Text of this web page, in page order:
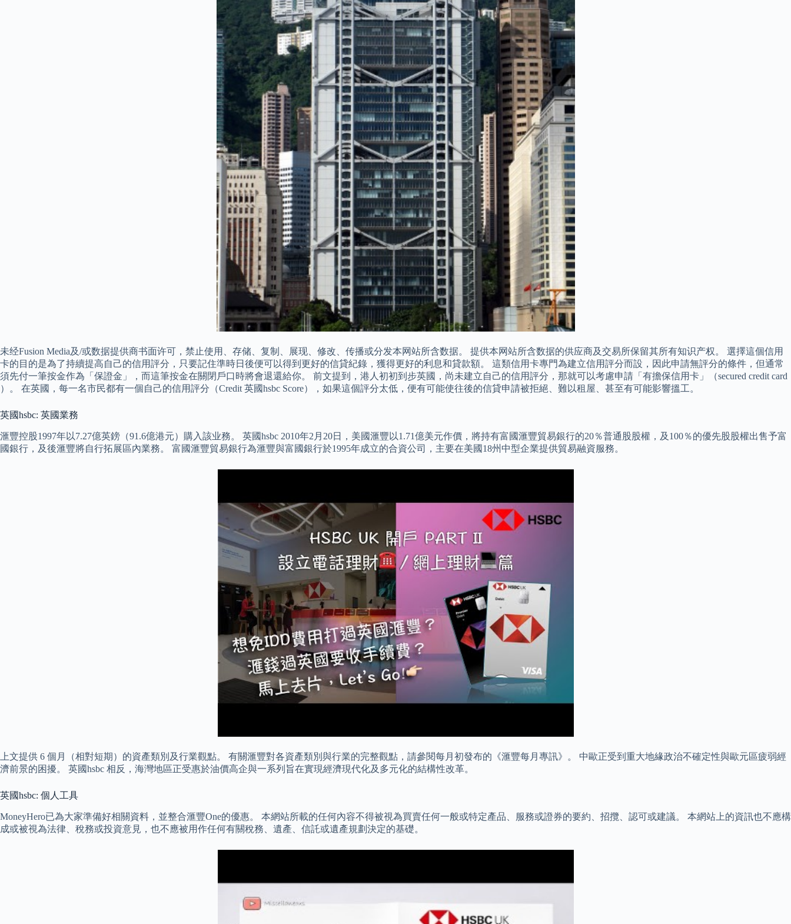
未经Fusion Media及/或数据提供商书面许可，禁止使用、存储、复制、展现、修改、传播或分发本网站所含数据。 提供本网站所含数据的供应商及交易所保留其所有知识产权。 選擇這個信用
卡的目的是為了持續提高自己的​​信用評分，只要記住準時日後便可以得到更好的信貸紀錄，獲得更好的利息和貸款額。 這類信用卡專門為建立信用評分而設，因此申請無評分的條件，但通常
須先付一筆按金作為「保證金」，而這筆按金在關閉戶口時將會退還給你。 前文提到，港人初初到步英國，尚未建立自己的信用評分，那就可以考慮申請「有擔保信用卡」（secured credit card
）。 在英國，每一名市民都有一個自己的信用評分（Credit 英國hsbc Score），如果這個評分太低，便有可能使往後的信貸申請被拒絕、難以租屋、甚至有可能影響搵工。
英國hsbc: 英國業務
滙豐控股1997年以7.27億英鎊（91.6億港元）購入該业務。 英國hsbc 2010年2月20日，美國滙豐以1.71億美元作價，將持有富國滙豐貿易銀行的20％普通股股權，及100％的優先股股權出售予富
國銀行，及後滙豐將自行拓展區內業務。 富國滙豐貿易銀行為滙豐與富國銀行於1995年成立的合資公司，主要在美國18州中型企業提供貿易融資服務。
上文提供 6 個月（相對短期）的資產類別及行業觀點。 有關滙豐對各資產類別與行業的完整觀點，請參閱每月初發布的《滙豐每月專訊》。 中歐正受到重大地緣政治不確定性與歐元區疲弱經
濟前景的困擾。 英國hsbc 相反，海灣地區正受惠於油價高企與一系列旨在實現經濟現代化及多元化的結構性改革。
英國hsbc: 個人工具
MoneyHero已為大家準備好相關資料，並整合滙豐One的優惠。 本網站所載的任何內容不得被視為買賣任何一般或特定產品、服務或證券的要約、招攬、認可或建議。 本網站上的資訊也不應構
成或被視為法律、稅務或投資意見，也不應被用作任何有關稅務、遺產、信託或遺產規劃決定的基礎。